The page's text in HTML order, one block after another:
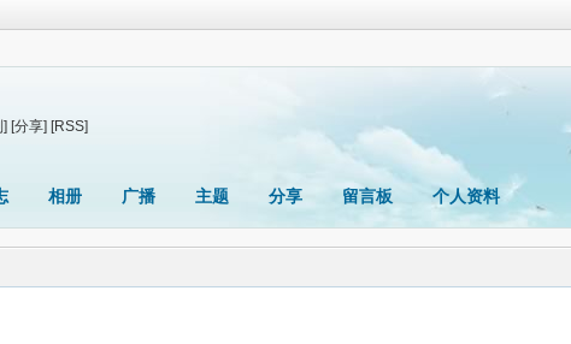
] [分享] [RSS]
相册 广播 主题 分享 留言板 个人资料